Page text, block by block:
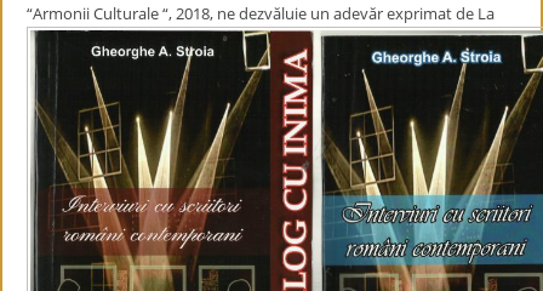
“Armonii Culturale “, 2018, ne dezvăluie un adevăr exprimat de La